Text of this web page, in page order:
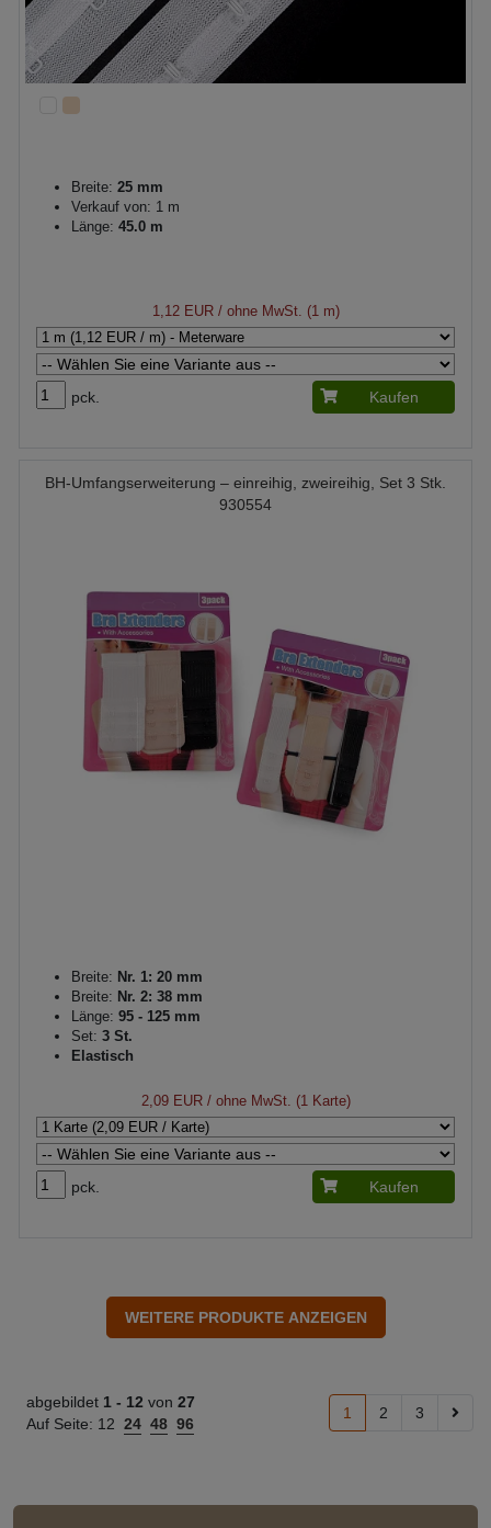
Breite: 25 mm
Verkauf von: 1 m
Länge: 45.0 m
1,12 EUR/ ohne MwSt. (1 m)
pck. Kaufen
BH-Umfangserweiterung – einreihig, zweireihig, Set 3 Stk.
930554
Breite: Nr. 1: 20 mm
Breite: Nr. 2: 38 mm
Länge: 95 - 125 mm
Set: 3 St.
Elastisch
2,09 EUR/ ohne MwSt. (1 Karte)
pck. Kaufen
abgebildet 1 - 12 von 27
Auf Seite: 12 24 48 96
1 2 3